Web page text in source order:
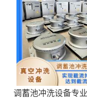
调蓄池冲洗设备专